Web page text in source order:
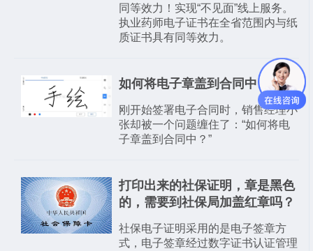
同等效力！实现“不见面”线上服务。
执业药师电子证书在全省范围内与纸
质证书具有同等效力。
如何将电子章盖到合同中
刚开始签署电子合同时，销售经理小
张却被一个问题缠住了：“如何将电
子章盖到合同中？”
打印出来的社保证明，章是黑色
的，需要到社保局加盖红章吗？
社保电子证明采用的是电子签章方
式，电子签章经过数字证书认证管理